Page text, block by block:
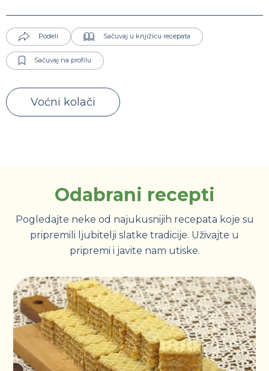
Podeli Sačuvaj u knjižicu recepata
Sačuvaj na profilu
Voćni kolači
Odabrani recepti
Pogledajte neke od najukusnijih recepata koje su
pripremili ljubitelji slatke tradicije. Uživajte u
pripremi i javite nam utiske.